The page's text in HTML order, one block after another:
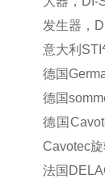
发生器，
意大利 STI
德国
德国
德国
Cavotec旋
法国